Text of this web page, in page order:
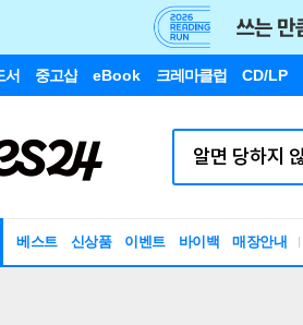
서 중고샵 eBook 크레마클럽 CD/LP
베스트 신상품 이벤트 바이백 매장안내